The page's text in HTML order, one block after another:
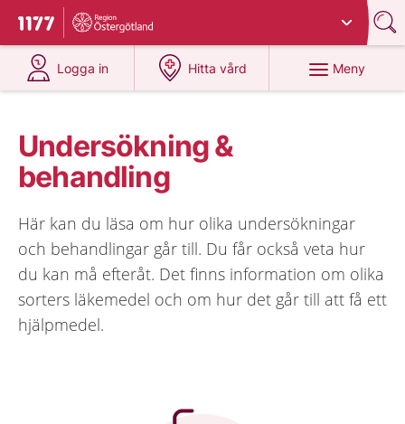
Till startsidan för 1177
Du har valt region
Logga in
på 1177.se
Hitta vård
på 1177.se
Meny
Undersökning &
behandling
Här kan du läsa om hur olika undersökningar
och behandlingar går till. Du får också veta hur
du kan må efteråt. Det finns information om olika
sorters läkemedel och om hur det går till att få ett
hjälpmedel.